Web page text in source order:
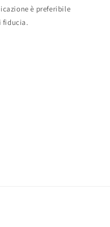
è preferibile
fiducia.